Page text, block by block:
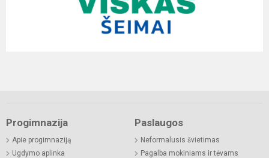
Progimnazija
Apie progimnaziją
Ugdymo aplinka
Paslaugos
Neformalusis švietimas
Pagalba mokiniams ir tėvams